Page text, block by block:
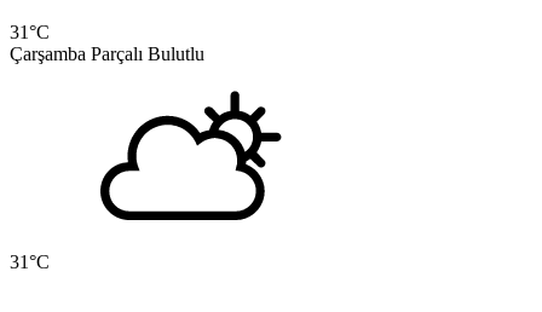
31°C
Çarşamba Parçalı Bulutlu
31°C